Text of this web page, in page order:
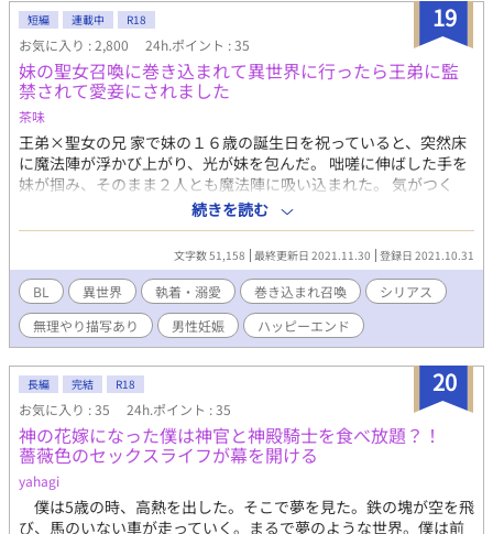
19
短編 連載中 R18
お気に入り : 2,800 24h.ポイント : 35
妹の聖女召喚に巻き込まれて異世界に行ったら王弟に監
禁されて愛妾にされました
茶味
王弟×聖女の兄 家で妹の１６歳の誕生日を祝っていると、突然床
に魔法陣が浮かび上がり、光が妹を包んだ。 咄嗟に伸ばした手を
妹が掴み、そのまま２人とも魔法陣に吸い込まれた。 気がつく
と、神殿のようなところで妹と２人、転がっていた。 周囲を大勢
の人間に囲まれたが、みんな外国人のような風貌をしている。 妹
を守るように背に庇う僕に一人の男が近付いて来た。 長い銀髪に
縁取られ美しい相貌は恐ろしいほど整っている。特にこちらを面
白そうに見つめる濃紺の瞳は吸い込まれそうなほどに深い。 見惚
れるように見つめあっていると、突然手を引かれ、妹と引き離さ
れた。 何の説明もないまま、出入り口のない離宮へ閉じ込めら
れ、濃紺の瞳に辱められ続けるーー ※序盤、無理矢理な展開が続
きます。 ※途中で主人公の精神が崩壊します。精神が壊れて、幼
い口調になります。 苦手な方、ご注意をお願いします。 タグも併
せてご確認ください。
続きを読む
文字数 51,158 最終更新日 2021.11.30 登録日 2021.10.31
BL 異世界 執着・溺愛 巻き込まれ召喚
シリアス
無理やり描写あり
男性妊娠 ハッピーエンド
20
長編 完結 R18
お気に入り : 35 24h.ポイント : 35
神の花嫁になった僕は神官と神殿騎士を食べ放題？！
薔薇色のセックスライフが幕を開ける
yahagi
僕は5歳の時、高熱を出した。そこで夢を見た。鉄の塊が空を飛
び、馬のいない車が走っていく。まるで夢のような世界。僕は前